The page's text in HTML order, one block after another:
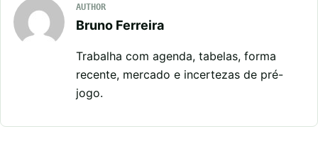
AUTHOR
Bruno Ferreira
Trabalha com agenda, tabelas, forma
recente, mercado e incertezas de pré-
jogo.